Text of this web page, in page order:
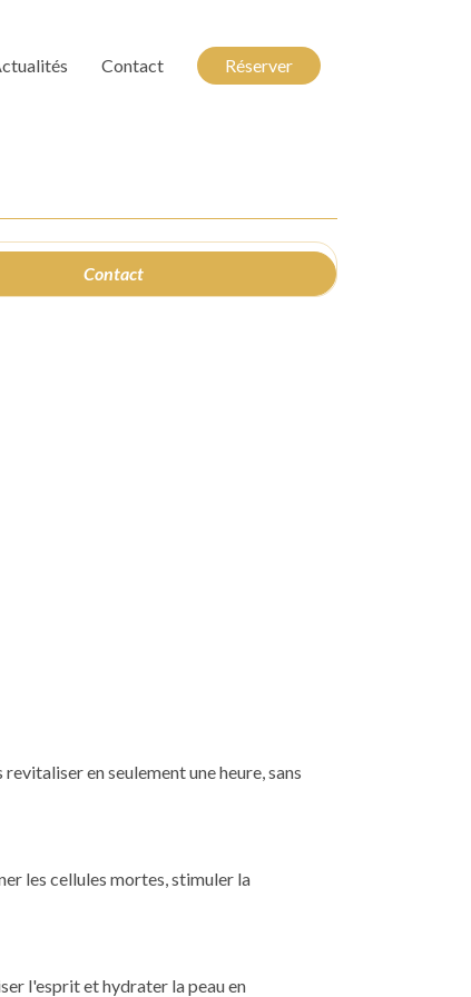
Contact Réserver
Contact
revitaliser en seulement une heure, sans
les cellules mortes, stimuler la
l'esprit et hydrater la peau en